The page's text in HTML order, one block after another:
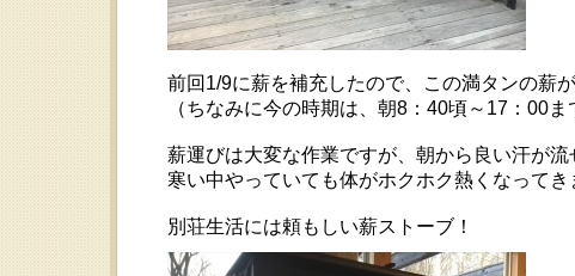
前回1/9に薪を補充したので、この満タンの薪
（ちなみに今の時期は、朝8：40頃～17：00ま
薪運びは大変な作業ですが、朝から良い汗が流
寒い中やっていても体がホクホク熱くなって
別荘生活には頼もしい薪ストーブ！